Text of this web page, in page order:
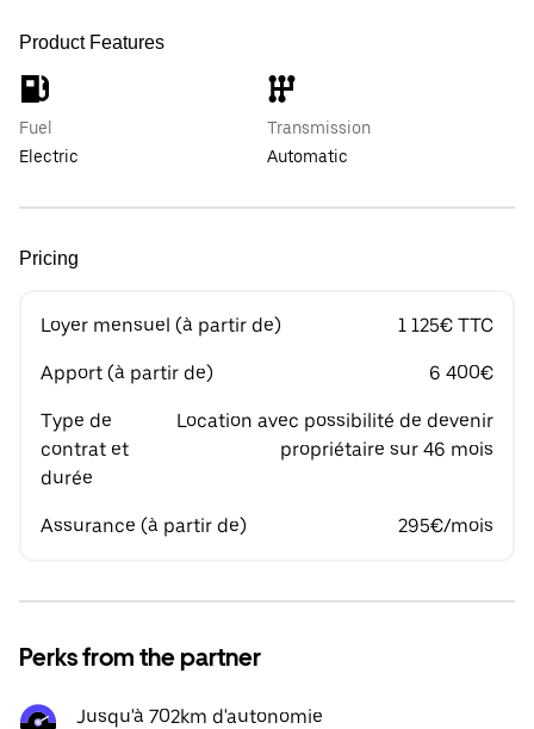
Product Features
Fuel
Electric
Transmission
Automatic
Pricing
Loyer mensuel (à partir de) 1 125€ TTC
Apport (à partir de) 6 400€
Type de
contrat et
durée
Location avec possibilité de devenir
propriétaire sur 46 mois
Assurance (à partir de) 295€/mois
Perks from the partner
Jusqu'à 702km d'autonomie